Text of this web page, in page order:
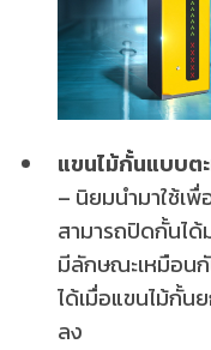
แขนไม้กั้นแบบต
– นิยมนำมาใช้เ
สามารถปิดกั้นได้
มีลักษณะเหมือนกั
ได้เมื่อแขนไม้กั้น
ลง